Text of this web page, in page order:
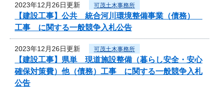
2023年12月26日更新 可茂土木事務所
【建設工事】公共 統合河川環境整備事業（債務）
工事 に関する一般競争入札公告
2023年12月26日更新 可茂土木事務所
【建設工事】県単 現道施設整備（暮らし安全・安心
確保対策費）他（債務）工事 に関する一般競争入札
公告